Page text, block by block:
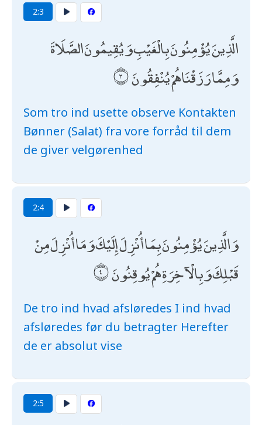
2:3
الَّذِينَ يُؤْمِنُونَ بِالْغَيْبِ وَيُقِيمُونَ الصَّلَاةَ
وَمِمَّا رَزَقْنَاهُمْ يُنْفِقُونَ
Som tro ind usette observe Kontakten
Bønner (Salat) fra vore forråd til dem
de giver velgørenhed
2:4
وَالَّذِينَ يُؤْمِنُونَ بِمَا أُنْزِلَ إِلَيْكَ وَمَا أُنْزِلَ مِنْ
قَبْلِكَ وَبِالْآخِرَةِ هُمْ يُوقِنُونَ
De tro ind hvad afsløredes I ind hvad
afsløredes før du betragter Herefter
de er absolut vise
2:5